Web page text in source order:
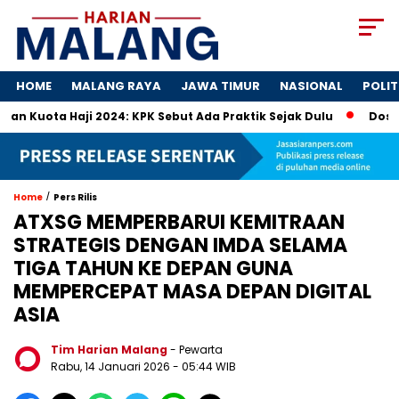
HOME MALANG RAYA JAWA TIMUR NASIONAL
2024: KPK Sebut Ada Praktik Sejak Dulu Dosa-Dosa 4
Home / Pers Rilis
ATXSG MEMPERBARUI KEMITRAAN
STRATEGIS DENGAN IMDA SELAMA
TIGA TAHUN KE DEPAN GUNA
MEMPERCEPAT MASA DEPAN DIGITAL
ASIA
Tim Harian Malang- Pewarta
Rabu, 14 Januari 2026 - 05:44 WIB